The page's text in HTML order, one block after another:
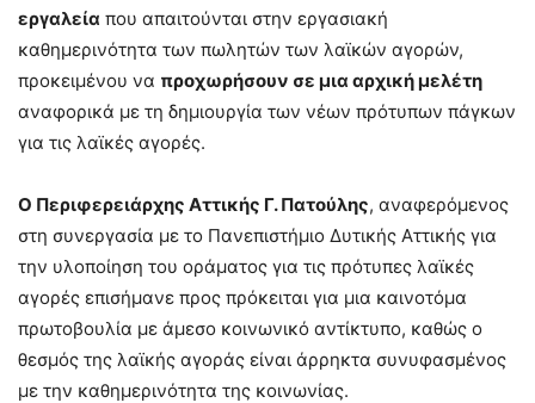
εργαλεία που απαιτούνται στην εργασιακή
καθημερινότητα των πωλητών των λαϊκών αγορών,
προκειμένου να προχωρήσουν σε μια αρχική μελέτη
αναφορικά με τη δημιουργία των νέων πρότυπων πάγκων
για τις λαϊκές αγορές.
Ο Περιφερειάρχης Αττικής Γ. Πατούλης, αναφερόμενος
στη συνεργασία με το Πανεπιστήμιο Δυτικής Αττικής για
την υλοποίηση του οράματος για τις πρότυπες λαϊκές
αγορές επισήμανε προς πρόκειται για μια καινοτόμα
πρωτοβουλία με άμεσο κοινωνικό αντίκτυπο, καθώς ο
θεσμός της λαϊκής αγοράς είναι άρρηκτα συνυφασμένος
με την καθημερινότητα της κοινωνίας.